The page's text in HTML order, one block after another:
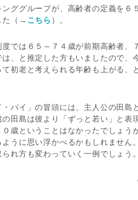
ググループが、高齢者の定義を６
た（→ こちら ）。
では６５～７４歳が前期高齢者、
、と推定した方もいましたので、
初老と考えられる年齢も上がる、
バイ」の冒頭には、主人公の田島
田島は彼より「ずっと若い」と表
歳ということはなかったでしょう
うに思い浮かべるかもしれません
れ方も変わっていく一例でしょう